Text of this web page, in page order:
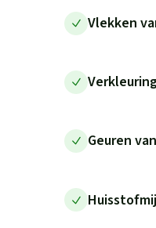
Vlekken
Geuren